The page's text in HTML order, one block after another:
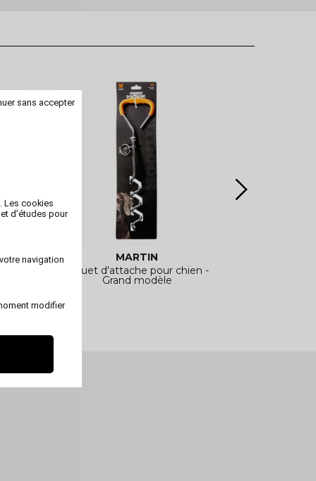
MARTIN
Piquet d'attache pour chien -
Grand modèle
sans accepter
Les cookies
d’études pour
navigation
modifier